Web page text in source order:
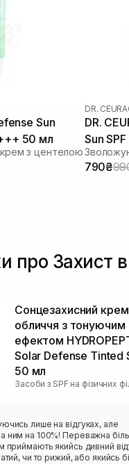
Sun
50 мл
з центелою
DR.
DR.
Sun
790₴
про Захист
Сонцезахисний
обличчя з тонуючим
ефектом
Solar Defense Tinted
50 мл
Засоби з SPF на фізичних
лише на відгуках, але
ним на 100%! Переважна
приймають якийсь дивний
чи то рижий, або якийсь